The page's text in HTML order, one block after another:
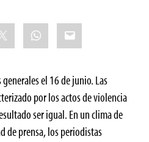
WhatsApp
Email
el 16 de junio. Las
por los actos de violencia
ser igual. En un clima de
de prensa, los periodistas